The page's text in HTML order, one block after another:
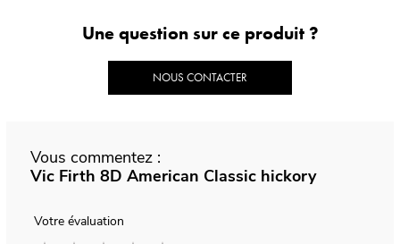
Une question sur ce produit ?
NOUS CONTACTER
Vous commentez :
Vic Firth 8D American Classic hickory
Votre évaluation